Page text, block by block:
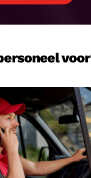
voor